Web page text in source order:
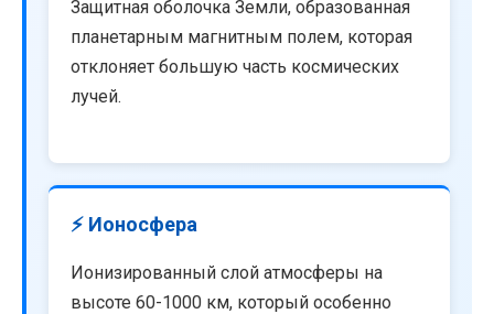
Защитная оболочка Земли, образованная
планетарным магнитным полем, которая
отклоняет большую часть космических
лучей.
⚡ Ионосфера
Ионизированный слой атмосферы на
высоте 60-1000 км, который особенно